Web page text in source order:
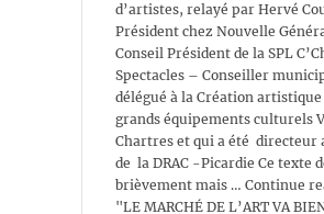
d’artistes, relayé par Hervé
Président chez Nouvelle
Conseil Président de la SPL
Spectacles – Conseiller
délégué à la Création
grands équipements culturels
Chartres et qui a été directeur
de la DRAC -Picardie Ce texte
brièvement mais … Continue
"LE MARCHÉ DE L’ART VA